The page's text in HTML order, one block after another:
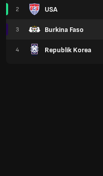
2 USA
3 Burkina Faso
4 Republik Korea